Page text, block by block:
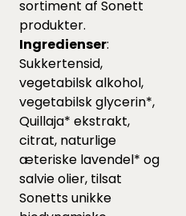
sortiment af Sonett
produkter.
Ingredienser:
Sukkertensid,
vegetabilsk alkohol,
vegetabilsk glycerin*,
Quillaja* ekstrakt,
citrat, naturlige
æteriske lavendel* og
salvie olier, tilsat
Sonetts unikke